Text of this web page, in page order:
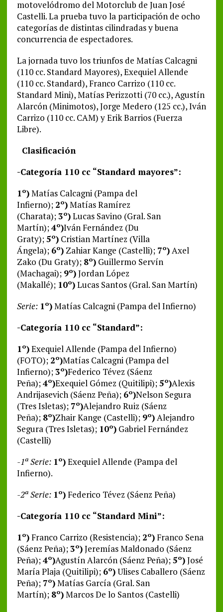
motovelódromo del Motorclub de Juan José
Castelli. La prueba tuvo la participación de ocho
categorías de distintas cilindradas y buena
concurrencia de espectadores.
La jornada tuvo los triunfos de Matías Calcagni
(110 cc. Standard Mayores), Exequiel Allende
(110 cc. Standard), Franco Carrizo (110 cc.
Standard Mini), Matías Perizzotti (70 cc.), Agustín
Alarcón (Minimotos), Jorge Medero (125 cc.), Iván
Carrizo (110 cc. CAM) y Erik Barrios (Fuerza
Libre).
Clasificación
-Categoría 110 cc “Standard mayores”:
1º)Matías Calcagni (Pampa del
Infierno); 2º)Matías Ramírez
(Charata); 3º)Lucas Savino (Gral. San
Martín); 4º)Iván Fernández (Du
Graty); 5º)Cristian Martínez (Villa
Ángela); 6º)Zahiar Kange (Castelli); 7º)Axel
Zako (Du Graty); 8º)Guillermo Servín
(Machagai); 9º)Jordan López
(Makallé); 10º)Lucas Santos (Gral. San Martín)
Serie: 1º)Matías Calcagni (Pampa del Infierno)
-Categoría 110 cc “Standard”:
1º)Exequiel Allende (Pampa del Infierno)
(FOTO); 2º)Matías Calcagni (Pampa del
Infierno); 3º)Federico Tévez (Sáenz
Peña); 4º)Exequiel Gómez (Quitilipi); 5º)Alexis
Andrijasevich (Sáenz Peña); 6º)Nelson Segura
(Tres Isletas); 7º)Alejandro Ruiz (Sáenz
Peña); 8º)Zhair Kange (Castelli); 9º)Alejandro
Segura (Tres Isletas); 10º)Gabriel Fernández
(Castelli)
-1ª Serie: 1º)Exequiel Allende (Pampa del
Infierno).
-2ª Serie: 1º)Federico Tévez (Sáenz Peña)
-Categoría 110 cc “Standard Mini”:
1º)Franco Carrizo (Resistencia); 2º)Franco Sena
(Sáenz Peña); 3º)Jeremías Maldonado (Sáenz
Peña); 4º)Agustín Alarcón (Sáenz Peña); 5º)José
María Plaja (Quitilipi); 6º)Ulises Caballero (Sáenz
Peña); 7º)Matías García (Gral. San
Martín); 8º)Marcos De lo Santos (Castelli)